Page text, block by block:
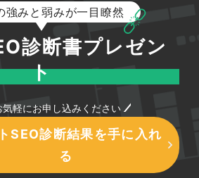
勢が伝わり、新規のお客様の信
ります。
を活用して来店を後押
強みと弱みが一目瞭然
診断書プレゼン
ト
気軽にお申し込みください
SEO診断結果を手に入れ
る